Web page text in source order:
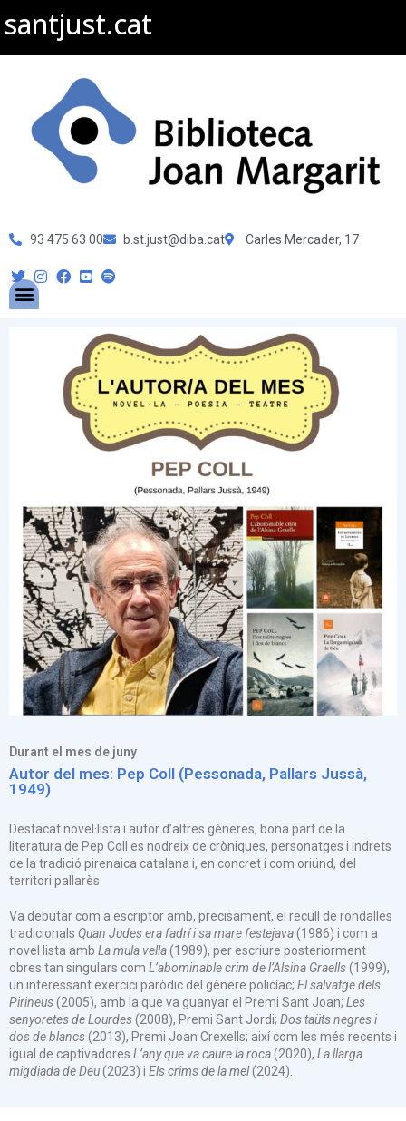
santjust.cat
93 475 63 00 b.st.just@diba.cat Carles Mercader, 17
Durant el mes de juny
Autor del mes: Pep Coll (Pessonada, Pallars Jussà,
1949)
Destacat novel·lista i autor d’altres gèneres, bona part de la
literatura de Pep Coll es nodreix de cròniques, personatges i indrets
de la tradició pirenaica catalana i, en concret i com oriünd, del
territori pallarès.
Va debutar com a escriptor amb, precisament, el recull de rondalles
tradicionals Quan Judes era fadrí i sa mare festejava(1986) i com a
novel·lista amb La mula vella(1989), per escriure posteriorment
obres tan singulars com L’abominable crim de l’Alsina Graells(1999),
un interessant exercici paròdic del gènere policíac; El salvatge dels
Pirineus(2005), amb la que va guanyar el Premi Sant Joan; Les
senyoretes de Lourdes(2008), Premi Sant Jordi; Dos taüts negres i
dos de blancs(2013), Premi Joan Crexells; així com les més recents i
igual de captivadores L’any que va caure la roca(2020), La llarga
migdiada de Déu(2023) i Els crims de la mel(2024).